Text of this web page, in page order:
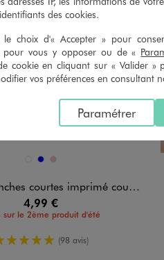
3 coloris
BLANCBLEUROSE
courtes imprimé coupe oversize fille
4,99 €
sur le 2ème produit d'été
5/5 de moyenne
(98 avis)
des cookies.
le choix d'« Accepter » pour
pour vous y opposer ou de «
cookie en cliquant sur « Valider
vos préférences en consultant
Paramétrer